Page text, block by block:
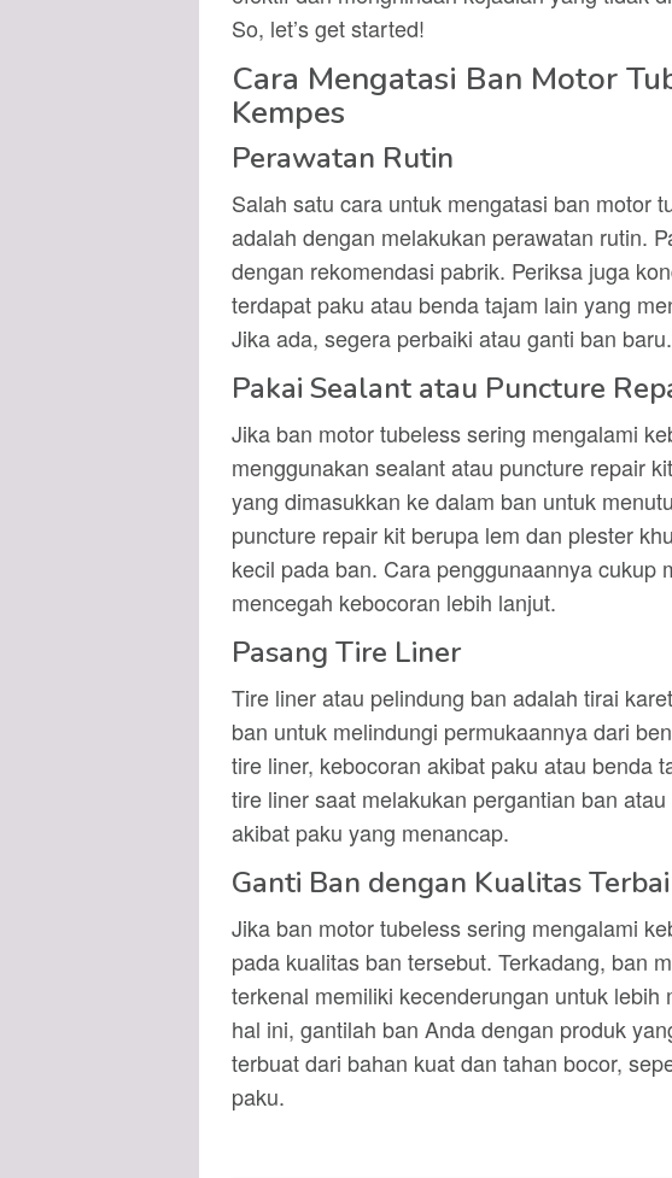
So, let’s get started!
Cara Mengatasi Ban Motor
Kempes
Perawatan Rutin
Salah satu cara untuk mengatasi ban motor
adalah dengan melakukan perawatan rutin.
dengan rekomendasi pabrik. Periksa juga
terdapat paku atau benda tajam lain yang
Jika ada, segera perbaiki atau ganti ban baru.
Pakai Sealant atau Puncture
Jika ban motor tubeless sering mengalami
menggunakan sealant atau puncture repair
yang dimasukkan ke dalam ban untuk
puncture repair kit berupa lem dan plester
kecil pada ban. Cara penggunaannya cukup
mencegah kebocoran lebih lanjut.
Pasang Tire Liner
Tire liner atau pelindung ban adalah tirai
ban untuk melindungi permukaannya dari
tire liner, kebocoran akibat paku atau benda
tire liner saat melakukan pergantian ban
akibat paku yang menancap.
Ganti Ban dengan Kualitas
Jika ban motor tubeless sering mengalami
pada kualitas ban tersebut. Terkadang, ban
terkenal memiliki kecenderungan untuk
hal ini, gantilah ban Anda dengan produk
terbuat dari bahan kuat dan tahan bocor,
paku.